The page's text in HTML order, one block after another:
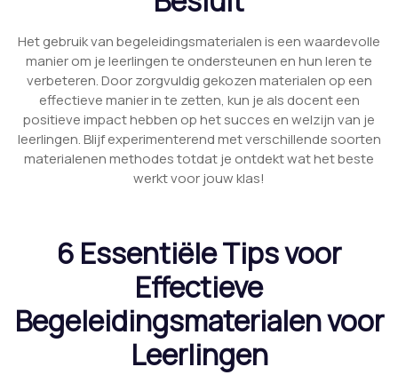
Het gebruik van begeleidingsmaterialen is een waardevolle
manier om je leerlingen te ondersteunen en hun leren te
verbeteren. Door zorgvuldig gekozen materialen op een
effectieve manier in te zetten, kun je als docent een
positieve impact hebben op het succes en welzijn van je
leerlingen. Blijf experimenterend met verschillende soorten
materialenen methodes totdat je ontdekt wat het beste
werkt voor jouw klas!
6 Essentiële Tips voor
Effectieve
Begeleidingsmaterialen voor
Leerlingen